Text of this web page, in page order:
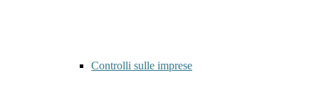
Controlli sulle imprese